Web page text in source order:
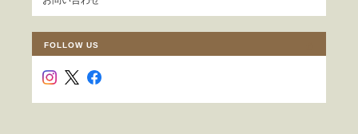
FOLLOW US